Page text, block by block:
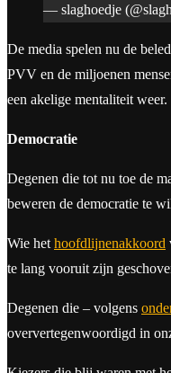
— slaghoedje
De media spelen nu de
PVV en de miljoenen
een akelige mentaliteit weer.
Democratie
Degenen die tot nu toe de
beweren de democratie te
Wie het hoofdlijnenakkoord
te lang vooruit zijn
Degenen die – volgens
oververtegenwoordigd in